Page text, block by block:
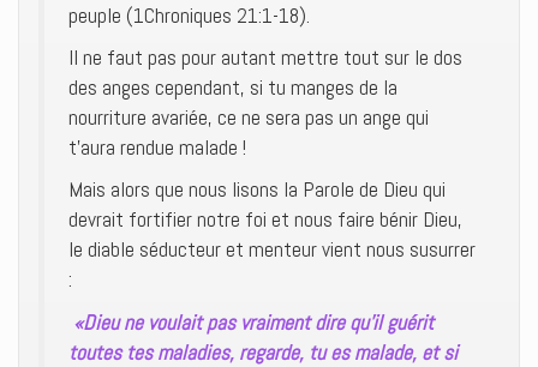
peuple (1Chroniques 21:1-18).
Il ne faut pas pour autant mettre tout sur le dos
des anges cependant, si tu manges de la
nourriture avariée, ce ne sera pas un ange qui
t’aura rendue malade !
Mais alors que nous lisons la Parole de Dieu qui
devrait fortifier notre foi et nous faire bénir Dieu,
le diable séducteur et menteur vient nous susurrer
:
«Dieu ne voulait pas vraiment dire qu’il guérit
toutes tes maladies, regarde, tu es malade, et si